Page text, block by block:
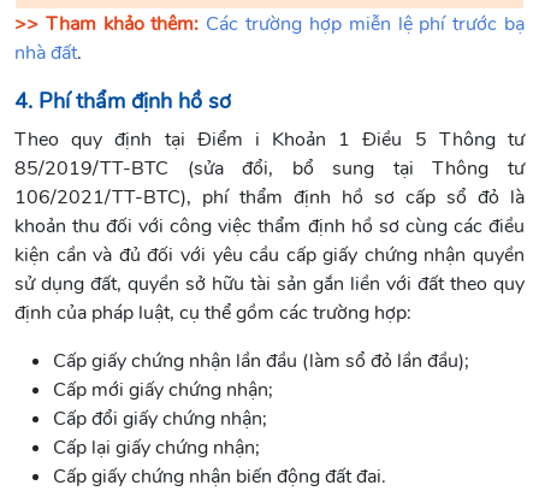
>> Tham khảo thêm: Các trường hợp miễn lệ phí trước bạ
nhà đất.
4. Phí thẩm định hồ sơ
Theo quy định tại Điểm i Khoản 1 Điều 5 Thông tư
85/2019/TT-BTC (sửa đổi, bổ sung tại Thông tư
106/2021/TT-BTC), phí thẩm định hồ sơ cấp sổ đỏ là
khoản thu đối với công việc thẩm định hồ sơ cùng các điều
kiện cần và đủ đối với yêu cầu cấp giấy chứng nhận quyền
sử dụng đất, quyền sở hữu tài sản gắn liền với đất theo quy
định của pháp luật, cụ thể gồm các trường hợp:
Cấp giấy chứng nhận lần đầu (làm sổ đỏ lần đầu);
Cấp mới giấy chứng nhận;
Cấp đổi giấy chứng nhận;
Cấp lại giấy chứng nhận;
Cấp giấy chứng nhận biến động đất đai.